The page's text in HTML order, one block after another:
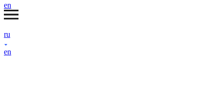
en
ru
en